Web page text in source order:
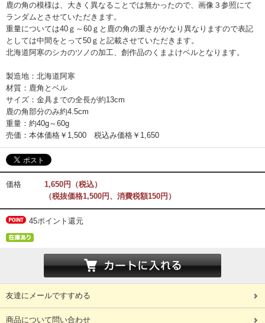
鹿の角の模様は、大きく異なることでは無かったので、画像３参照にて
ランダムとさせていただきます。
重量については40ｇ～60ｇと鹿の角の重さがかなり異なりますので表記
としては中間をとって50ｇと記載させていただきます。
北海道阿寒のシカのツノの加工、創作品のくまよけベルとなります。
製造地：北海道阿寒
材質：鹿角とベル
サイズ：金具までの全長が約13cm
鹿の角部分のみ約4.5cm
重量：約40g～60g
売価：本体価格￥1,500 税込み価格￥1,650
価格
1,650円（税込）
（税抜価格1,500円、消費税額150円）
45ポイント還元
友達にメールですすめる
商品について問い合わせ